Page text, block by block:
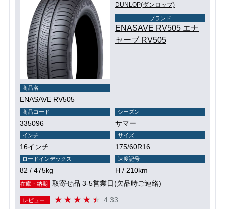
DUNLOP(ダンロップ)
ブランド
ENASAVE RV505 エナ
セーブ RV505
商品名
ENASAVE RV505
商品コード
335096
シーズン
サマー
インチ
16インチ
サイズ
175/60R16
ロードインデックス
82 / 475kg
速度記号
H / 210km
在庫・納期 取寄せ品 3-5営業日(欠品時ご連絡)
レビュー 4.33